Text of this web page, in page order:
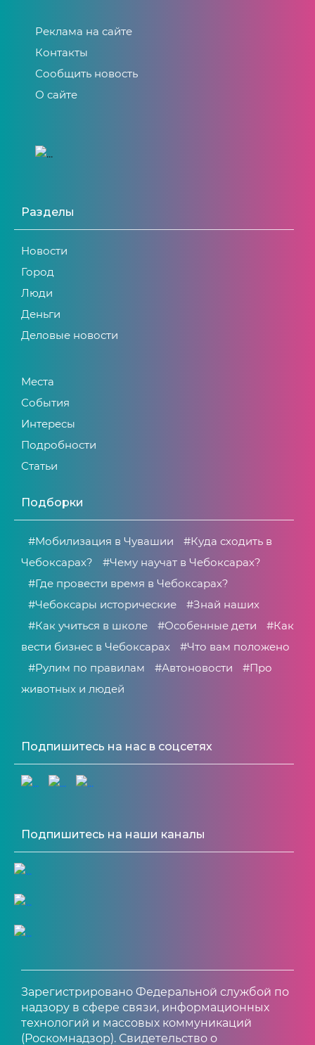
Реклама на сайте
Контакты
Сообщить новость
О сайте
Разделы
Новости
Город
Люди
Деньги
Деловые новости
Места
События
Интересы
Подробности
Статьи
Подборки
#Мобилизация в Чувашии
#Куда сходить в
Чебоксарах?
#Чему научат в Чебоксарах?
#Где провести время в Чебоксарах?
#Чебоксары исторические
#Знай наших
#Как учиться в школе
#Особенные дети
#Как
вести бизнес в Чебоксарах
#Что вам положено
#Рулим по правилам
#Автоновости
#Про
животных и людей
Подпишитесь на нас в соцсетях
Подпишитесь на наши каналы
Зарегистрировано Федеральной службой по
надзору в сфере связи, информационных
технологий и массовых коммуникаций
(Роскомнадзор). Свидетельство о